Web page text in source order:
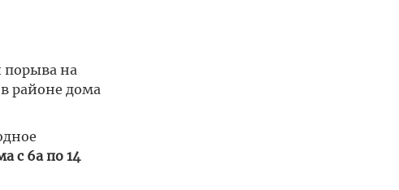
порыва на
районе дома
с 6а по 14